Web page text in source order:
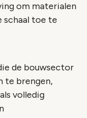
om materialen
schaal toe te
de bouwsector
te brengen,
volledig